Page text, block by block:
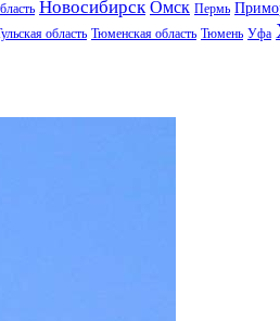
Новосибирск Омск Пермь
область Тюменская область Тюмень Уфа